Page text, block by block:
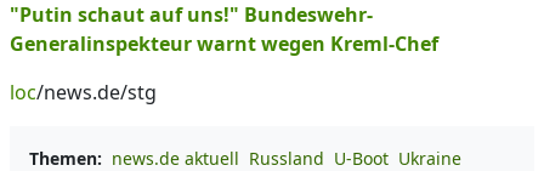
"Putin schaut auf uns!" Bundeswehr-
Generalinspekteur warnt wegen Kreml-Chef
loc/news.de/stg
Themen: news.de aktuell Russland U-Boot Ukraine